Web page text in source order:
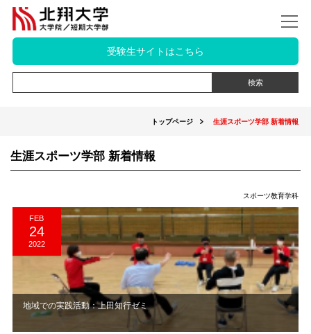
受験生サイトはこちら
トップページ 生涯スポーツ学部 新着情報
生涯スポーツ学部 新着情報
スポーツ教育学科
FEB
24
2022
地域での実践活動：上田知行ゼミ